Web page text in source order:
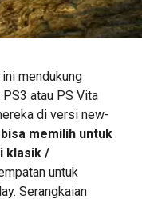
mendukung
atau PS Vita
di versi new-
memilih untuk
klasik /
untuk
Serangkaian